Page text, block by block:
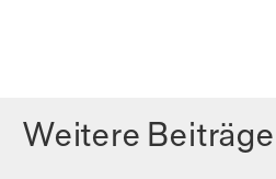
Weitere Beiträge